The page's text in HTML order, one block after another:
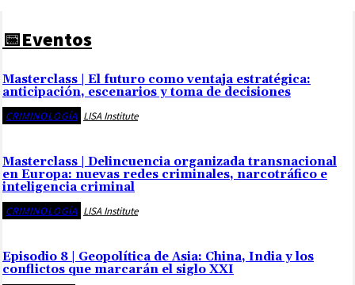
📅Eventos
Masterclass | El futuro como ventaja estratégica:
anticipación, escenarios y toma de decisiones
CRIMINOLOGÍA LISA Institute
Masterclass | Delincuencia organizada transnacional
en Europa: nuevas redes criminales, narcotráfico e
inteligencia criminal
CRIMINOLOGÍA LISA Institute
Episodio 8 | Geopolítica de Asia: China, India y los
conflictos que marcarán el siglo XXI